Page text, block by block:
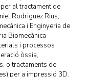
al tractament de
Rodriguez Rius,
i Enginyeria de
Biomecànica
i processos
òssia,
o tractaments de
per a impressió 3D.